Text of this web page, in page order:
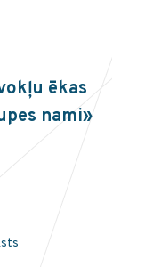
ēkas
nami»